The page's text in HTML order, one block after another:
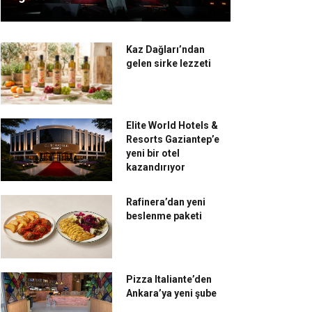
Kaz Dağları’ndan
gelen sirke lezzeti
Elite World Hotels &
Resorts Gaziantep’e
yeni bir otel
kazandırıyor
Rafinera’dan yeni
beslenme paketi
Pizza Italiante’den
Ankara’ya yeni şube